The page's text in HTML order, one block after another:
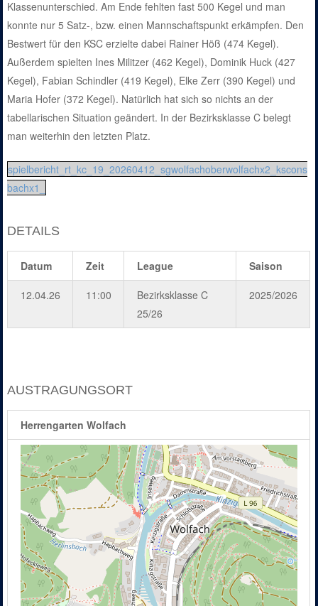
Klassenunterschied. Am Ende fehlten fast 500 Kegel und man
konnte nur 5 Satz-, bzw. einen Mannschaftspunkt erkämpfen. Den
Bestwert für den KSC erzielte dabei Rainer Höß (474 Kegel).
Außerdem spielten Ines Militzer (462 Kegel), Dominik Huck (427
Kegel), Fabian Schindler (419 Kegel), Elke Zerr (390 Kegel) und
Maria Hofer (372 Kegel). Natürlich hat sich so nichts an der
tabellarischen Situation geändert. In der Bezirksklasse C belegt
man weiterhin den letzten Platz.
spielbericht_rt_kc_19_20260412_sgwolfachoberwolfachx2_kscons
bachx1_
DETAILS
Datum Zeit League Saison
12.04.26 11:00
Bezirksklasse C
25/26
2025/2026
AUSTRAGUNGSORT
Herrengarten Wolfach